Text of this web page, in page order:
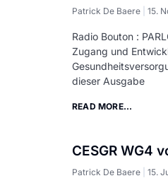
Patrick De Baere 15.
Radio Bouton :
Zugang und
dieser Ausgabe
READ MORE...
CESGR WG4
Patrick De Baere 15.